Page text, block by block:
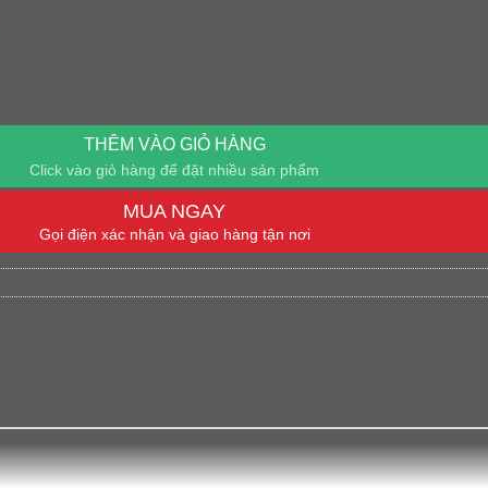
THÊM VÀO GIỎ HÀNG
Click vào giỏ hàng để đặt nhiều sản phẩm
MUA NGAY
Gọi điện xác nhận và giao hàng tận nơi